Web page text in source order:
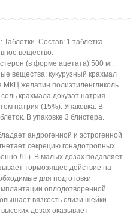
Состав: 1 таблетка
вещество:
(в форме ацетата) 500 мг.
вещества: кукурузный крахмал
МКЦ желатин полиэтиленгликоль
крахмала докузат натрия
натрия (15%). Упаковка: В
В упаковке 3 блистера.
андрогенной и эстрогенной
секрецию гонадотропных
ЛГ). В малых дозах подавляет
тормозящее действие на
для подготовки
оплодотворенной
вязкость слизи шейки
дозах оказывает